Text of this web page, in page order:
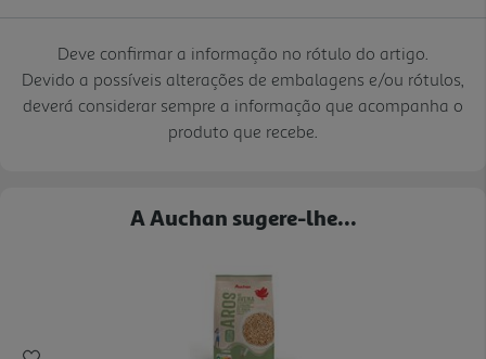
Deve confirmar a informação no rótulo do artigo.
Devido a possíveis alterações de embalagens e/ou rótulos,
deverá considerar sempre a informação que acompanha o
produto que recebe.
A Auchan sugere-lhe...